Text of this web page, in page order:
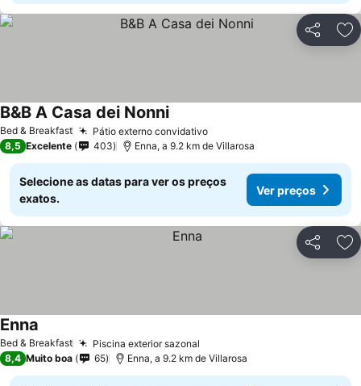
Partilhar
Bed & Breakfast Pátio externo convidativo
B&B A Casa dei Nonni
8,5 Excelente 403 Enna, a 9.2 km de Villarosa
Selecione as datas para ver os preços
exatos.
Ver preços
Partilhar
Bed & Breakfast Piscina exterior sazonal
Enna
8,4 Muito boa 65 Enna, a 9.2 km de Villarosa